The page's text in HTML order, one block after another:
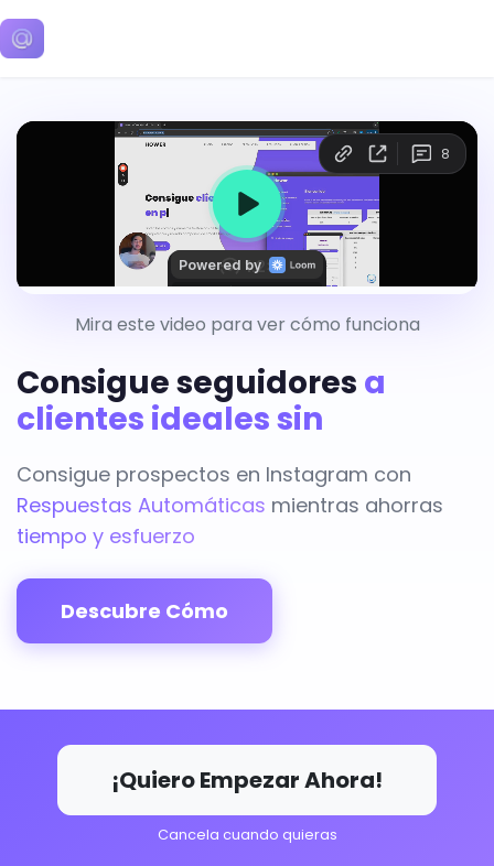
Mira este video para ver cómo funciona
Consigue seguidores a
clientes ideales sin esfuerzo
Consigue prospectos en Instagram con
Respuestas Automáticas mientras ahorras
tiempo y esfuerzo
Descubre Cómo
¡Quiero Empezar Ahora!
Cancela cuando quieras